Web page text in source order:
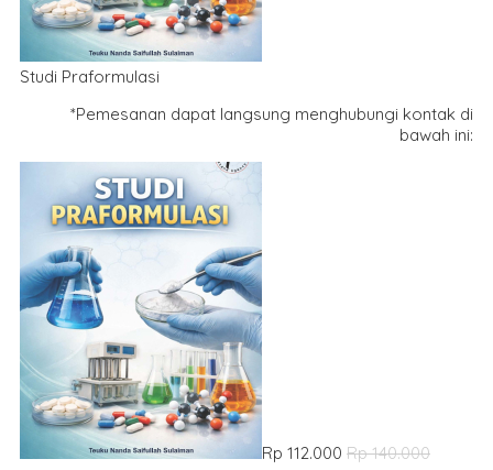
Studi Praformulasi
*Pemesanan dapat langsung menghubungi kontak di
bawah ini:
Rp 112.000 Rp 140.000